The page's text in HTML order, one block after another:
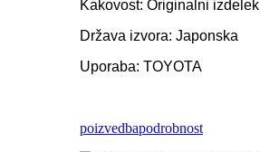
Kakovost: Originalni izdelek
Država izvora: Japonska
Uporaba: TOYOTA
poizvedbapodrobnost